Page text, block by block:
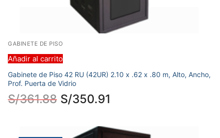
GABINETE DE PISO
Añadir al carrito
Gabinete de Piso 42 RU (42UR) 2.10 x .62 x .80 m, Alto, Ancho,
Prof. Puerta de Vidrio
S/361.88 S/350.91